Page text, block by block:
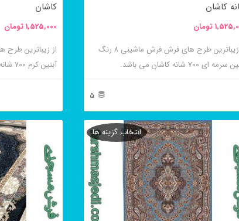
کاشان
تومان
از زیباترین طرح های فرش فرش ماشینی ۸ رنگ
ای ۷۰۰ شانه کاشان می باشد.
5
کاشان
1,525,000 تومان
آبتین کرم ۷۰۰ شانه کاشان می باشد.
این
دارای
انواع
مختلفی
می
انتخاب گزینه ها